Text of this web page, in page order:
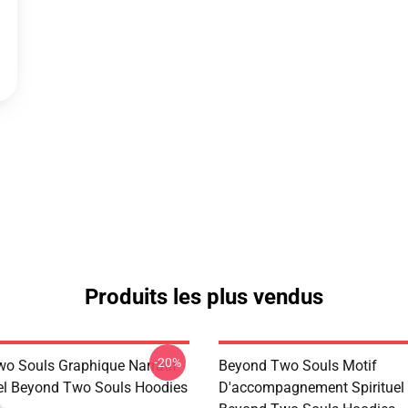
Produits les plus vendus
Souls Graphique Narratif
Beyond Two Souls Hoodies
-20%
Beyond Two Souls Motif
D'accompagnement Spirituel